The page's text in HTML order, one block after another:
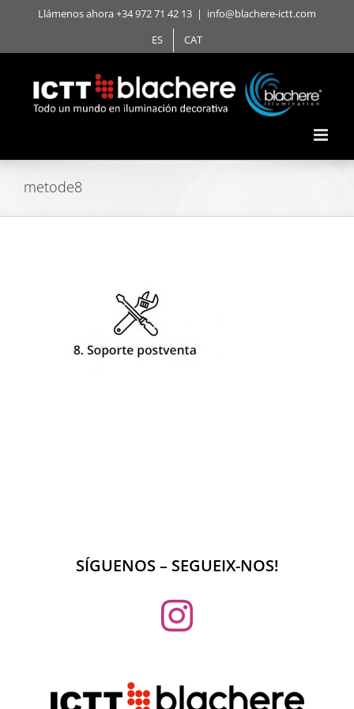
Llámenos ahora +34 972 71 42 13 | info@blachere-ictt.com
ES
CAT
metode8
SÍGUENOS – SEGUEIX-NOS!